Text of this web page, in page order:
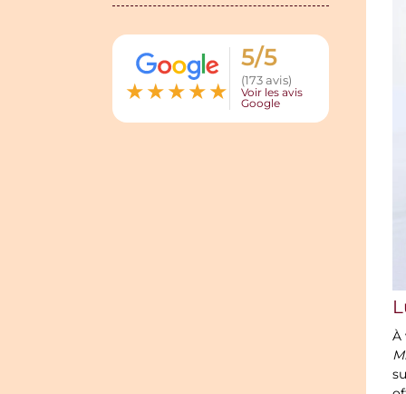
À
★★★★★
5/5
(173 avis)
Voir les avis
Google